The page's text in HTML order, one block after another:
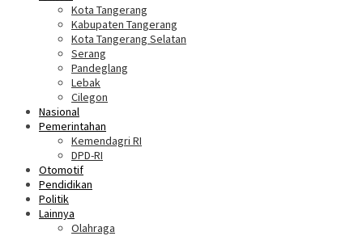
Kota Tangerang
Kabupaten Tangerang
Kota Tangerang Selatan
Serang
Pandeglang
Lebak
Cilegon
Nasional
Pemerintahan
Kemendagri RI
DPD-RI
Otomotif
Pendidikan
Politik
Lainnya
Olahraga